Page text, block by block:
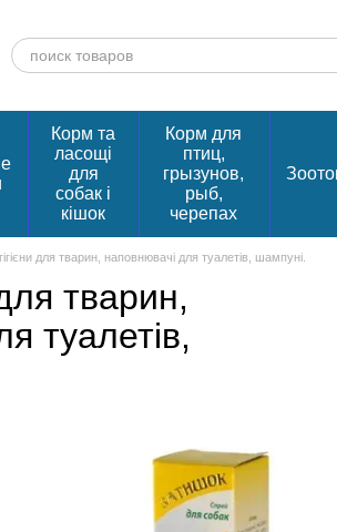
Корм та
ласощі
для
собак і
кішок
Корм для
птиц,
грызунов,
рыб,
черепах
для тварин, наповнювачі для туалетів, шампуні.
тварин,
туалетів,